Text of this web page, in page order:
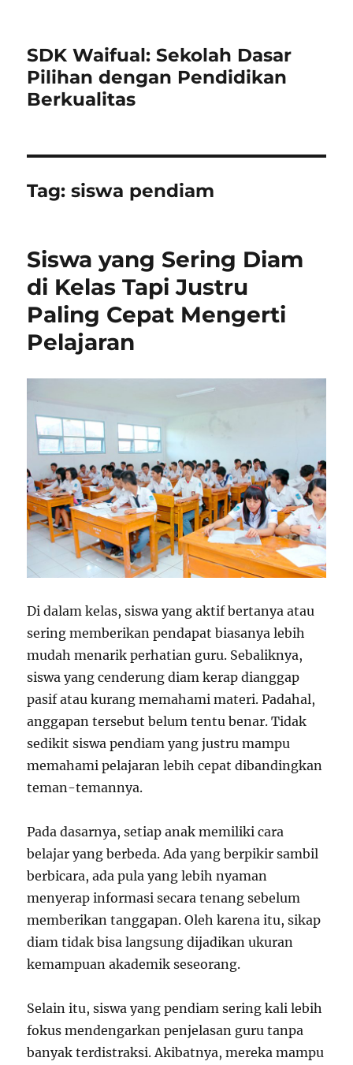
SDK Waifual: Sekolah Dasar
Pilihan dengan Pendidikan
Berkualitas
Tag:siswa pendiam
Siswa yang Sering Diam
di Kelas Tapi Justru
Paling Cepat Mengerti
Pelajaran
Di dalam kelas, siswa yang aktif bertanya atau
sering memberikan pendapat biasanya lebih
mudah menarik perhatian guru. Sebaliknya,
siswa yang cenderung diam kerap dianggap
pasif atau kurang memahami materi. Padahal,
anggapan tersebut belum tentu benar. Tidak
sedikit siswa pendiam yang justru mampu
memahami pelajaran lebih cepat dibandingkan
teman-temannya.
Pada dasarnya, setiap anak memiliki cara
belajar yang berbeda. Ada yang berpikir sambil
berbicara, ada pula yang lebih nyaman
menyerap informasi secara tenang sebelum
memberikan tanggapan. Oleh karena itu, sikap
diam tidak bisa langsung dijadikan ukuran
kemampuan akademik seseorang.
Selain itu, siswa yang pendiam sering kali lebih
fokus mendengarkan penjelasan guru tanpa
banyak terdistraksi. Akibatnya, mereka mampu